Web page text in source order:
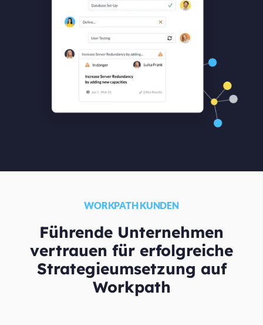
WORKPATH KUNDEN
Führende Unternehmen
vertrauen für erfolgreiche
Strategieumsetzung auf
Workpath